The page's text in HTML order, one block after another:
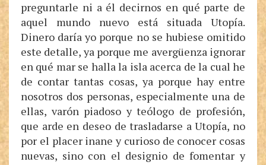
preguntarle ni a él decirnos en qué parte de
aquel mundo nuevo está situada Utopía.
Dinero daría yo porque no se hubiese omitido
este detalle, ya porque me avergüenza ignorar
en qué mar se halla la isla acerca de la cual he
de contar tantas cosas, ya porque hay entre
nosotros dos personas, especialmente una de
ellas, varón piadoso y teólogo de profesión,
que arde en deseo de trasladarse a Utopía, no
por el placer inane y curioso de conocer cosas
nuevas, sino con el designio de fomentar y